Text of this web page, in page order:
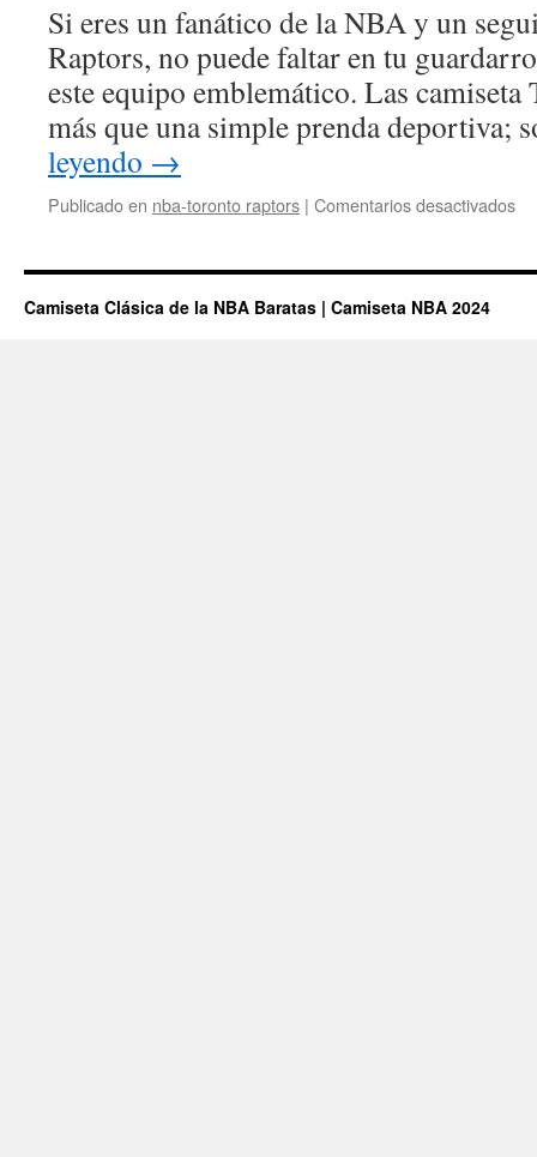
Si eres un fanático de la NBA y un
Raptors, no puede faltar en tu
este equipo emblemático. Las
más que una simple prenda
leyendo →
Publicado en nba-toronto raptors | Comentarios desactivadosen
Camiseta Clásica de la NBA Baratas | Camiseta NBA 2024